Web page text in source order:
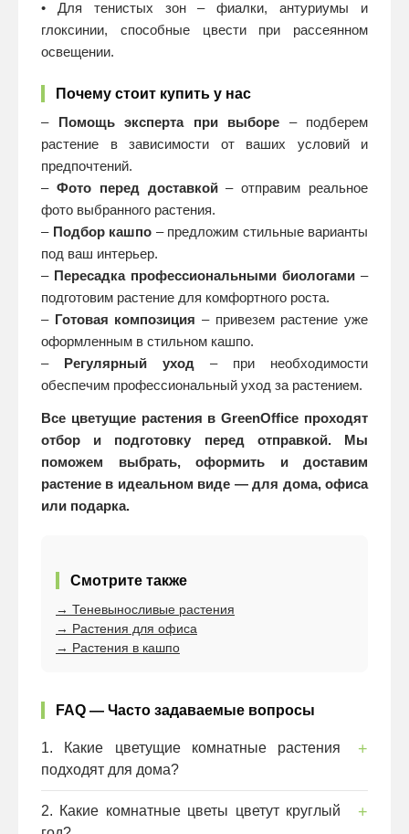
• Для тенистых зон – фиалки, антуриумы и
глоксинии, способные цвести при рассеянном
освещении.
Почему стоит купить у нас
– Помощь эксперта при выборе – подберем
растение в зависимости от ваших условий и
предпочтений.
– Фото перед доставкой– отправим реальное
фото выбранного растения.
– Подбор кашпо – предложим стильные варианты
под ваш интерьер.
– Пересадка профессиональными биологами –
подготовим растение для комфортного роста.
– Готовая композиция – привезем растение уже
оформленным в стильном кашпо.
– Регулярный уход – при необходимости
обеспечим профессиональный уход за растением.
Все цветущие растения в GreenOffice проходят
отбор и подготовку перед отправкой. Мы
поможем выбрать, оформить и доставим
растение в идеальном виде — для дома, офиса
или подарка.
Смотрите также
→ Теневыносливые растения
→ Растения для офиса
→ Растения в кашпо
FAQ — Часто задаваемые вопросы
1. Какие цветущие комнатные растения
подходят для дома?
бегония, каланхоэ — все они отлично подходят
2. Какие комнатные цветы цветут круглый